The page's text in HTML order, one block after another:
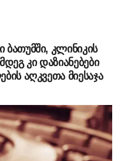
წლით და 6 თვით
აღნიშნულმა
კლინიკის
კი დაზიანებები
აღკვეთა მიესაჯა